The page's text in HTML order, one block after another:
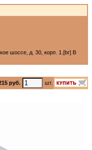
шоссе, д. 30, корп. 1.[br] В
руб.
шт.